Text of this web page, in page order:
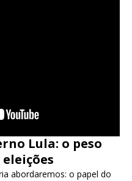
Lula: o peso
abordaremos: o papel do